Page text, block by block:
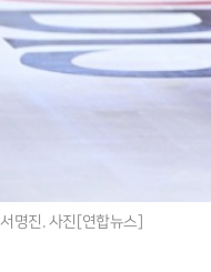
서명진. 사진[연합뉴스]